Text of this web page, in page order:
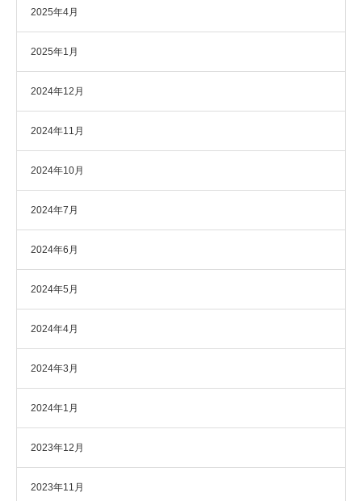
2025年4月
2025年1月
2024年12月
2024年11月
2024年10月
2024年7月
2024年6月
2024年5月
2024年4月
2024年3月
2024年1月
2023年12月
2023年11月